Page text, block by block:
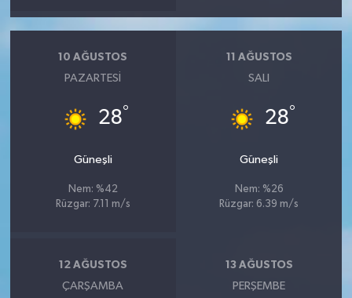
10 AĞUSTOS
PAZARTESI
28°
Güneşli
Nem: %42
Rüzgar: 7.11 m/s
11 AĞUSTOS
SALI
28°
Güneşli
Nem: %26
Rüzgar: 6.39 m/s
12 AĞUSTOS
ÇARŞAMBA
13 AĞUSTOS
PERŞEMBE
YAŞAM
AFYON
AYDIN
İZMİR